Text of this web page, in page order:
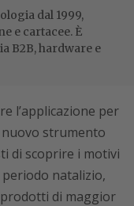
dal 1999,
e cartacee. È
B2B, hardware e
l’applicazione per
nuovo strumento
di scoprire i motivi
natalizio,
di maggior